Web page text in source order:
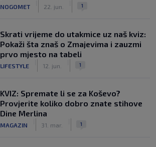
NOGOMET 22. jun. 1
Skrati vrijeme do utakmice uz naš kviz:
Pokaži šta znaš o Zmajevima i zauzmi
prvo mjesto na tabeli
LIFESTYLE 12. jun. 1
KVIZ: Spremate li se za Koševo?
Provjerite koliko dobro znate stihove
Dine Merlina
MAGAZIN 31. mar. 1